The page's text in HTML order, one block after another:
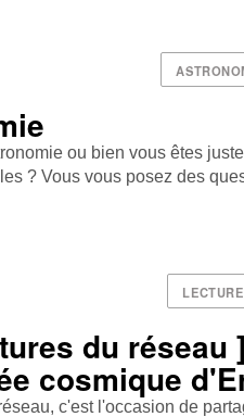
ou bien vous êtes
? Vous vous posez des
LECTURE
du réseau
cosmique
c'est l'occasion de